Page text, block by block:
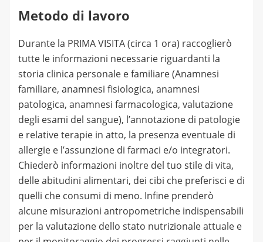
Metodo di lavoro
Durante la PRIMA VISITA (circa 1 ora) raccoglierò
tutte le informazioni necessarie riguardanti la
storia clinica personale e familiare (Anamnesi
familiare, anamnesi fisiologica, anamnesi
patologica, anamnesi farmacologica, valutazione
degli esami del sangue), l’annotazione di patologie
e relative terapie in atto, la presenza eventuale di
allergie e l’assunzione di farmaci e/o integratori.
Chiederò informazioni inoltre del tuo stile di vita,
delle abitudini alimentari, dei cibi che preferisci e di
quelli che consumi di meno. Infine prenderò
alcune misurazioni antropometriche indispensabili
per la valutazione dello stato nutrizionale attuale e